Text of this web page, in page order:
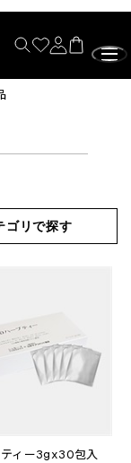
ゴリで探す
ィー3gx30包入